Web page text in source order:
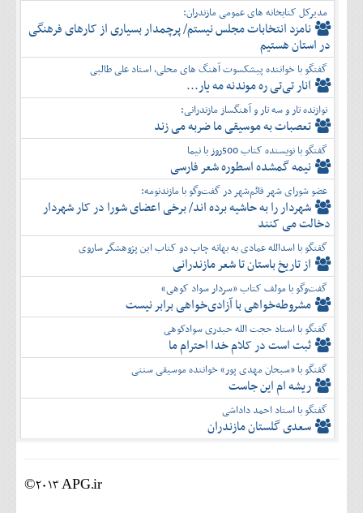
مدیرکل کتابخانه های عمومی مازندران:
نامزد انتخابات مجلس نیستم/ پرچمدار بسیاری از کارهای فرهنگی
در استان هستیم
گفتگو با خواننده پیشکسوت آهنگ های محلی، استاد علی طالبی
انار تی‌تی ره موندنه مه یار...
نوازنده تار و سه تار و آهنگساز مازندرانی:
تعصبات به موسیقی ما ضربه می زند
گفتگو با نویسنده کتاب 500روز با نیما
نیمه گمشده اسطوره شعر فارسی
عضو شورای شهر قائم‌شهر در گفت‌و‌گو با مازندنومه:
شهردار را به حاشیه برده اند/ برخی اعضای شورا در کار شهردار
دخالت می کنند
گفتگو با اسدالله عمادی به بهانه چاپ دو کتاب این پژوهشگر ساروی
از تاریخ باستان تا شعر مازندرانی
گفت‌وگو با مولف کتاب «سردار سواد کوهی»
مشروطه‌خواهی با آزادی‌خواهی برابر نیست
گفتگو با استاد حجت الله حیدری سوادکوهی
ثبت است در کلام خدا احترام ما
گفتگو با «سبحان مهدی پور» خواننده موسیقی سنتی
ریشه ام این جاست
گفتگو با استاد احمد داداشی
سعدی گلستان مازندران
©2013 APG.ir